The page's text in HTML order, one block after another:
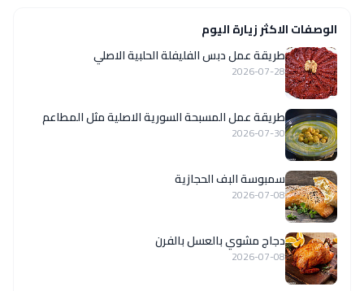
الوصفات الاكثر زيارة اليوم
طريقة عمل دبس الفليفلة الحلبية الاصلي
2026-07-28
‏طريقة عمل المسبحة السورية الاصلية مثل المطاعم
2026-07-30
سمبوسة البف الحجازية
2026-07-08
دجاج مشوي بالعسل بالفرن
2026-07-08